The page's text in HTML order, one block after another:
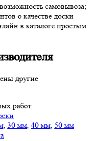
самовывоза;
о качестве доски
в каталоге простым
другие
работ
30 мм 40 мм 50 мм